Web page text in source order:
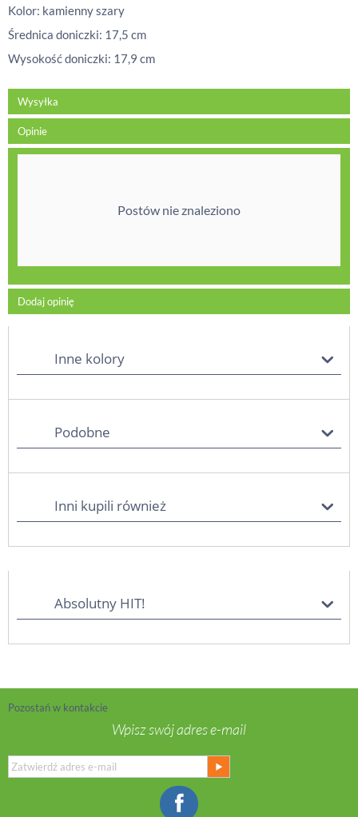
Kolor: kamienny szary
Średnica doniczki: 17,5 cm
Wysokość doniczki: 17,9 cm
Wysyłka
Opinie
Postów nie znaleziono
Dodaj opinię
Inne kolory
Podobne
Inni kupili również
Absolutny HIT!
Pozostań w kontakcie
Wpisz swój adres e-mail